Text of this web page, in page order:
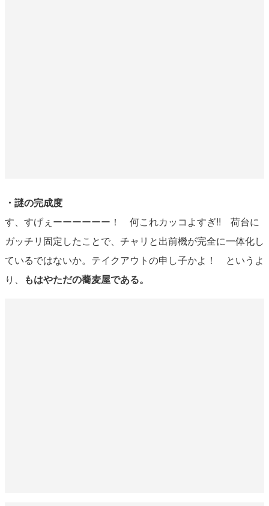
・謎の完成度
す、すげぇーーーーーー！ 何これカッコよすぎ!! 荷台に
ガッチリ固定したことで、チャリと出前機が完全に一体化し
ているではないか。テイクアウトの申し子かよ！ というよ
り、
もはやただの蕎麦屋である。